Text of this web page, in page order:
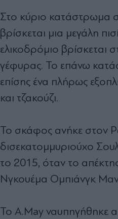
Στο κύριο κατάστρωμα
βρίσκεται μια μεγάλη
ελικοδρόμιο βρίσκεται
γέφυρας. Το επάνω
επίσης ένα πλήρως
και τζακούζι.
Το σκάφος ανήκε στον
δισεκατομμυριούχο
το 2015, όταν το
Νγκουέμα Ομπιάνγκ
Το A.May ναυπηγήθηκε